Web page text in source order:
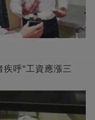
疾呼"工資應漲三